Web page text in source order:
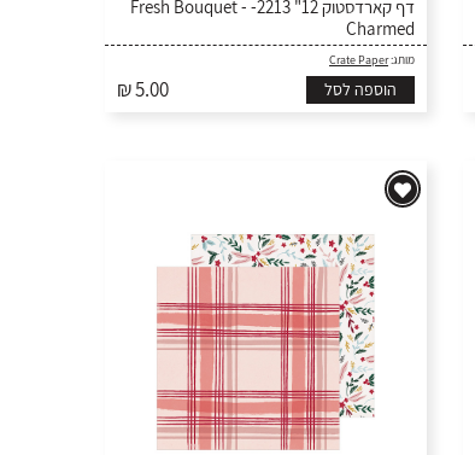
דף קארדסטוק 12" 2213- Fresh Bouquet -
Charmed
מותג:Crate Paper
₪ 5.00 הוספה לסל